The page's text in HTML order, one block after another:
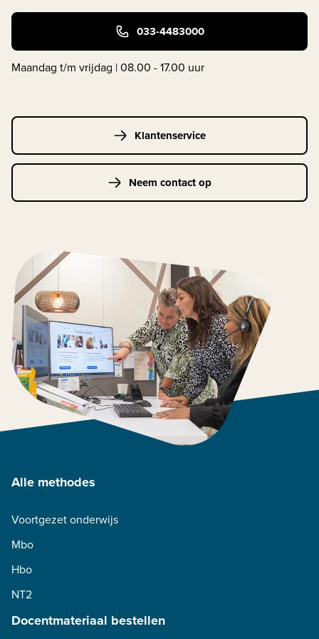
033-4483000
Maandag t/m vrijdag | 08.00 - 17.00 uur
Klantenservice
Neem contact op
Alle methodes
Voortgezet onderwijs
Mbo
Hbo
NT2
Docentmateriaal bestellen